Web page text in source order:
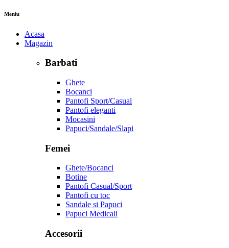
Meniu
Acasa
Magazin
Barbati
Ghete
Bocanci
Pantofi Sport/Casual
Pantofi eleganti
Mocasini
Papuci/Sandale/Slapi
Femei
Ghete/Bocanci
Botine
Pantofi Casual/Sport
Pantofi cu toc
Sandale si Papuci
Papuci Medicali
Accesorii